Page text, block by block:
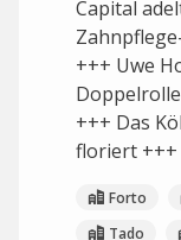
Capital
+++ Uwe
+++ Das
floriert +++
Forto
Tado